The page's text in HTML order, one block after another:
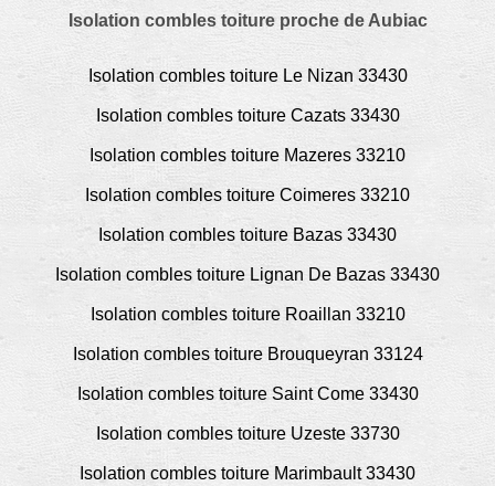
Isolation combles toiture proche de Aubiac
Isolation combles toiture Le Nizan 33430
Isolation combles toiture Cazats 33430
Isolation combles toiture Mazeres 33210
Isolation combles toiture Coimeres 33210
Isolation combles toiture Bazas 33430
Isolation combles toiture Lignan De Bazas 33430
Isolation combles toiture Roaillan 33210
Isolation combles toiture Brouqueyran 33124
Isolation combles toiture Saint Come 33430
Isolation combles toiture Uzeste 33730
Isolation combles toiture Marimbault 33430